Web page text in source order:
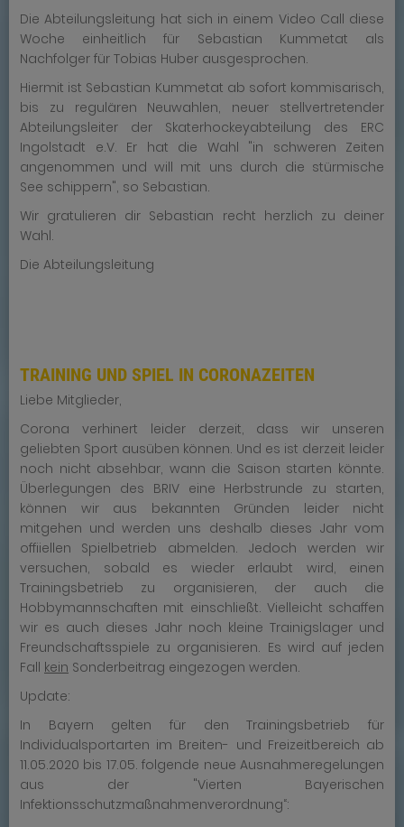
Die Abteilungsleitung hat sich in einem Video Call diese
Woche einheitlich für Sebastian Kummetat als
Nachfolger für Tobias Huber ausgesprochen.
Hiermit ist Sebastian Kummetat ab sofort kommisarisch,
bis zu regulären Neuwahlen, neuer stellvertretender
Abteilungsleiter der Skaterhockeyabteilung des ERC
Ingolstadt e.V. Er hat die Wahl "in schweren Zeiten
angenommen und will mit uns durch die stürmische
See schippern", so Sebastian.
Wir gratulieren dir Sebastian recht herzlich zu deiner
Wahl.
Die Abteilungsleitung
TRAINING UND SPIEL IN CORONAZEITEN
Liebe Mitglieder,
Corona verhinert leider derzeit, dass wir unseren
geliebten Sport ausüben können. Und es ist derzeit leider
noch nicht absehbar, wann die Saison starten könnte.
Überlegungen des BRIV eine Herbstrunde zu starten,
können wir aus bekannten Gründen leider nicht
mitgehen und werden uns deshalb dieses Jahr vom
offiiellen Spielbetrieb abmelden. Jedoch werden wir
versuchen, sobald es wieder erlaubt wird, einen
Trainingsbetrieb zu organisieren, der auch die
Hobbymannschaften mit einschließt. Vielleicht schaffen
wir es auch dieses Jahr noch kleine Trainigslager und
Freundschaftsspiele zu organisieren. Es wird auf jeden
Fall kein Sonderbeitrag eingezogen werden.
Update:
In Bayern gelten für den Trainingsbetrieb für
Individualsportarten im Breiten- und Freizeitbereich ab
11.05.2020 bis 17.05. folgende neue Ausnahmeregelungen
aus der "Vierten Bayerischen
Infektionsschutzmaßnahmenverordnung“: